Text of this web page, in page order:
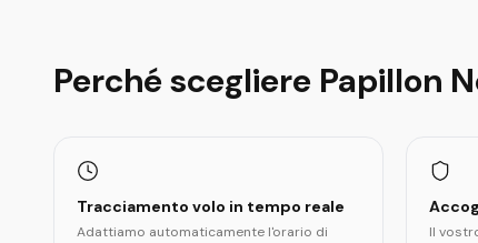
Perché scegliere Papillon
Tracciamento volo in tempo reale
Adattiamo automaticamente l'orario di
Il